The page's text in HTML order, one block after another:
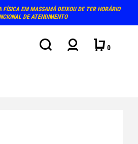
EM MASSAMÁ DEIXOU DE TER HORÁRIO
DE ATENDIMENTO
0